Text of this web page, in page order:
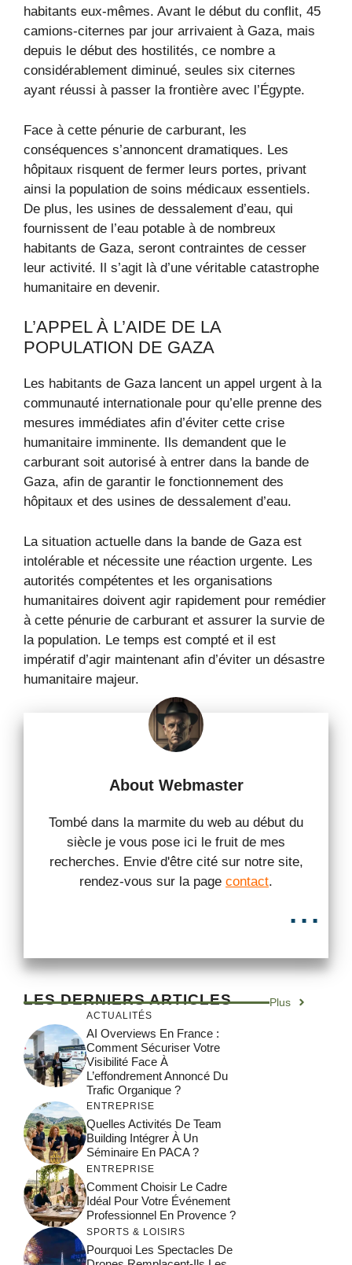
habitants eux-mêmes. Avant le début du conflit, 45
camions-citernes par jour arrivaient à Gaza, mais
depuis le début des hostilités, ce nombre a
considérablement diminué, seules six citernes
ayant réussi à passer la frontière avec l’Égypte.
Face à cette pénurie de carburant, les
conséquences s’annoncent dramatiques. Les
hôpitaux risquent de fermer leurs portes, privant
ainsi la population de soins médicaux essentiels.
De plus, les usines de dessalement d’eau, qui
fournissent de l’eau potable à de nombreux
habitants de Gaza, seront contraintes de cesser
leur activité. Il s’agit là d’une véritable catastrophe
humanitaire en devenir.
L’APPEL À L’AIDE DE LA
POPULATION DE GAZA
Les habitants de Gaza lancent un appel urgent à la
communauté internationale pour qu’elle prenne des
mesures immédiates afin d’éviter cette crise
humanitaire imminente. Ils demandent que le
carburant soit autorisé à entrer dans la bande de
Gaza, afin de garantir le fonctionnement des
hôpitaux et des usines de dessalement d’eau.
La situation actuelle dans la bande de Gaza est
intolérable et nécessite une réaction urgente. Les
autorités compétentes et les organisations
humanitaires doivent agir rapidement pour remédier
à cette pénurie de carburant et assurer la survie de
la population. Le temps est compté et il est
impératif d’agir maintenant afin d’éviter un désastre
humanitaire majeur.
About Webmaster
Tombé dans la marmite du web au début du
siècle je vous pose ici le fruit de mes
recherches. Envie d'être cité sur notre site,
rendez-vous sur la page contact.
...
LES DERNIERS ARTICLES Plus
ACTUALITÉS
AI Overviews En France :
Comment Sécuriser Votre
Visibilité Face À
L’effondrement Annoncé Du
Trafic Organique ?
ENTREPRISE
Quelles Activités De Team
Building Intégrer À Un
Séminaire En PACA ?
ENTREPRISE
Comment Choisir Le Cadre
Idéal Pour Votre Événement
Professionnel En Provence ?
SPORTS & LOISIRS
Pourquoi Les Spectacles De